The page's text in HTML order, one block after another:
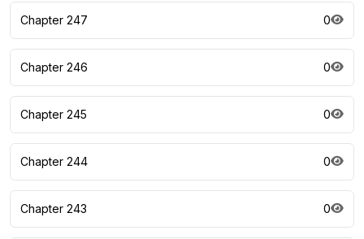
Chapter 247 0
Chapter 246 0
Chapter 245 0
Chapter 244 0
Chapter 243 0